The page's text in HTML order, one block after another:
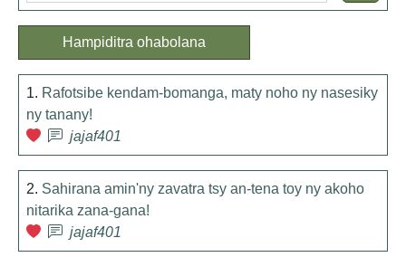
Hampiditra ohabolana
1. Rafotsibe kendam-bomanga, maty noho ny nasesiky
ny tanany!
jajaf401
2. Sahirana amin'ny zavatra tsy an-tena toy ny akoho
nitarika zana-gana!
jajaf401